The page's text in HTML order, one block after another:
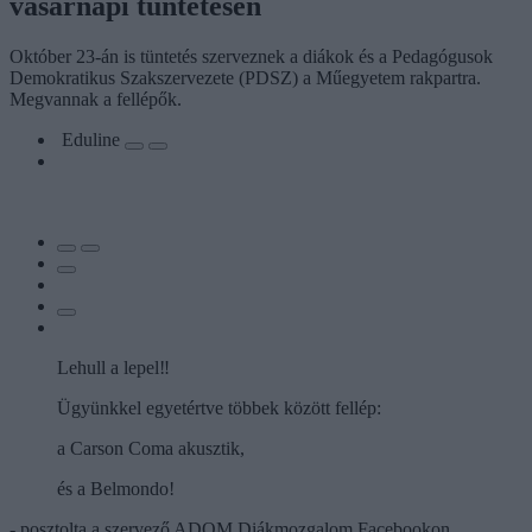
Október 23-án is tüntetés szerveznek a diákok és a Pedagógusok
Demokratikus Szakszervezete (PDSZ) a Műegyetem rakpartra.
Megvannak a fellépők.
Eduline
Lehull a lepel‼️
Ügyünkkel egyetértve többek között fellép:
a Carson Coma akusztik,
és a Belmondo!